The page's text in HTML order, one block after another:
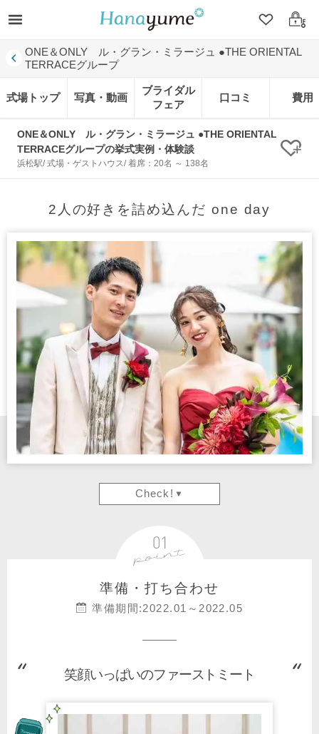
クリップ
ログ
ONE＆ONLY ル・グラン・ミラージュ ●THE ORIENTAL
TERRACEグループ
式場トップ 写真・動画
ブライダル
フェア
口コミ 費用
ONE＆ONLY ル・グラン・ミラージュ ●THE ORIENTAL
TERRACEグループの挙式実例・体験談
浜松駅/ 式場・ゲストハウス/ 着席：20名 ～ 138名 ク
2人の好きを詰め込んだ one day
Check!
準備・打ち合わせ
準備期間:2022.01～2022.05
笑顔いっぱいのファーストミート